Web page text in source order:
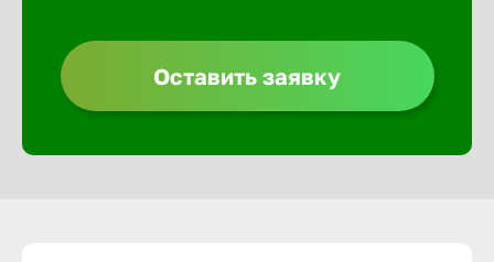
Анадырь
Оставить заявку